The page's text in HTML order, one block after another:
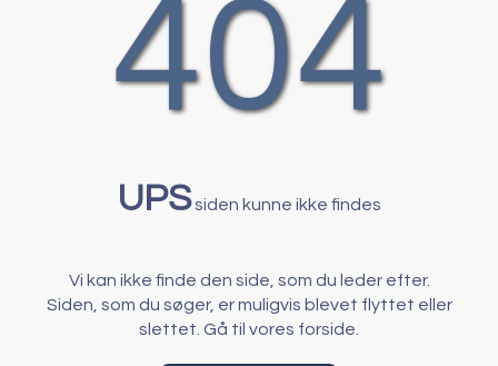
404
UPS siden kunne ikke findes
Vi kan ikke finde den side, som du leder efter.
Siden, som du søger, er muligvis blevet flyttet eller
slettet. Gå til vores forside.